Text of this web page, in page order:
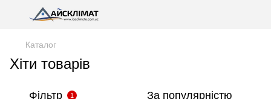
Каталог
Хіти товарів
Фільтр 1 За популярністю